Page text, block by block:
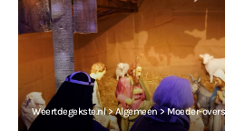
Weertdegekste.nl>Algemeen>Moeder-